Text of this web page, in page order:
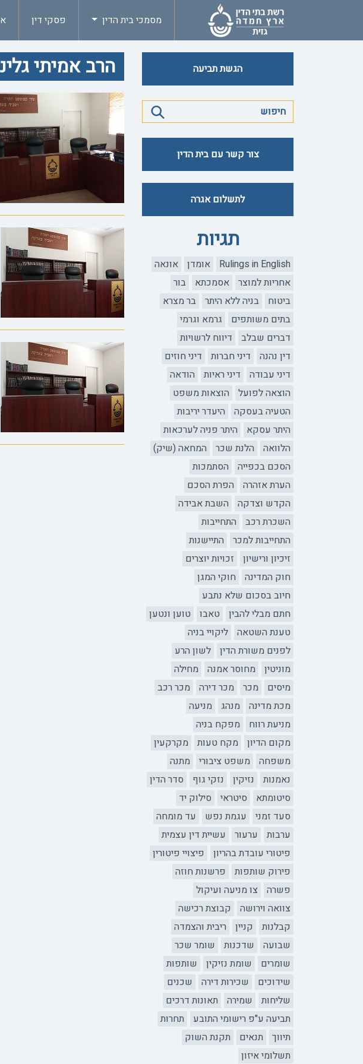
מסמכי בית הדין פסקי דין
הגשת תביעה
צור קשר עם בית הדין
לתשלום אגרה
תגיות
Rulings in English אומדן
אונאה
אחריות למוצר
אסמכתא
בור
ביטוח
בניה ללא היתר
בר מצרא
בתים משותפים
גרמא וגרמי
דברים שבלב
דיווח לרשויות
דין נהנה
דיני חברות
דיני חוזים
דיני עבודה
דיני ראיות
הודאה
הוצאה לפועל
הוצאות משפט
הטעיה בעסקה
היעדר יריבות
היתר עסקא
היתר פניה לערכאות
הלוואה
הלנת שכר
המחאה (שיק)
הסכם בכפייה
הסתמכות
הערת אזהרה
הפרת הסכם
הקדש וצדקה
השבת אבידה
השכרת רכב
התחייבות
התחייבות למכר
התיישנות
זיכיון ורישיון
זכויות יוצרים
חוק המדינה
חוקי המגן
חיוב בסכום שלא נתבע
חתם מבלי להבין
טאבו
טוען ונטען
טענת השטאה
ליקויי בניה
לפנים משורת הדין
לשון הרע
מוניטין
מחוסר אמנה
מחילה
מיסים
מכר מכר דירה
מכר רכב
מכת מדינה
מנהג
מניעה
מניעת רווח
מפקח בניה
מקום הדיון
מקח טעות
מקרקעין
משפחה
משפט ציבורי
מתנה
נאמנות
נזיקין נזקי גוף
סדר הדין
סיטומתא
סיטראי
סילוק יד
סעד זמני
עגמת נפש
עד מומחה
ערבות
ערעור
עשיית דין עצמית
פיטורי עובדת בהריון
פיצויי פיטורין
פירוק שותפות
פרשנות חוזה
פשרה
צו מניעה ועיקול
צוואה וירושה
קבוצת רכישה
קבלנות
קניין
ריבית והצמדה
שבועה
שדכנות
שומר שכר
שומרים
שומת נזיקין
שותפות
שידוכים
שכירות דירה
שכנים
שליחות
שמירה
תאונות דרכים
תביעה ע"פ רישומי התובע
תחרות
תיווך
תנאים
תקנת השוק
תשלומי איזון
הרב אמיתי